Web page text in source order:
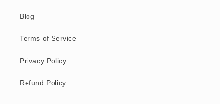
Blog
Terms of Service
Privacy Policy
Refund Policy